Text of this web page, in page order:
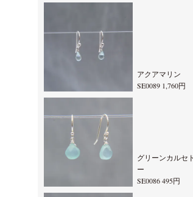
アクアマリン
SE0089 1,760円
グリーンカルセ
ー
SE0086 495円